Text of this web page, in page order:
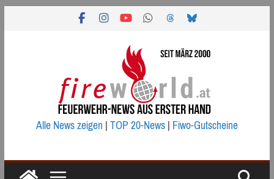
Alle News zeigen|TOP 20-News|Fiwo-Gutscheine